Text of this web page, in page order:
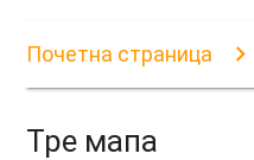
Почетна страница
Tpe мапа